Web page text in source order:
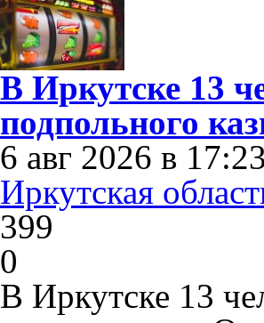
В Иркутске 13
подпольного
6 авг 2026 в 17:23
Иркутская
399
0
В Иркутске 13